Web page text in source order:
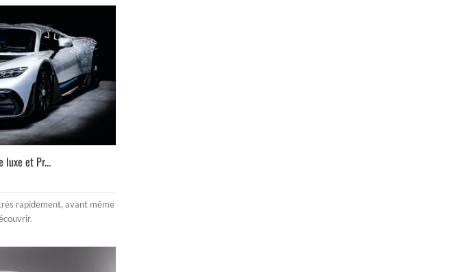
luxe et Pr...
rapidement, avant même